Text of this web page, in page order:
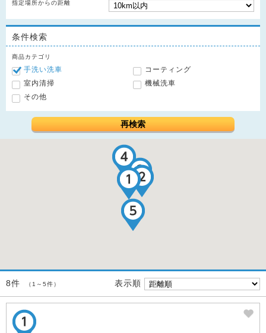
指定場所からの距離
条件検索
商品カテゴリ
手洗い洗車
コーティング
室内清掃
機械洗車
その他
再検索
8件 （1～5件） 表示順